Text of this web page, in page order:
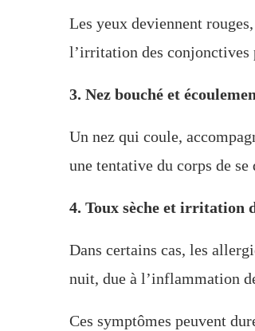
Les yeux deviennent
l’irritation des conjonctives
3. Nez bouché et
Un nez qui coule,
une tentative du corps de
4. Toux sèche et irritation
Dans certains cas, les
nuit, due à l’inflammation
Ces symptômes peuvent